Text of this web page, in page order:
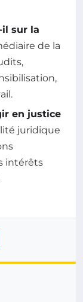
sur la
de la
en justice
juridique
intérêts